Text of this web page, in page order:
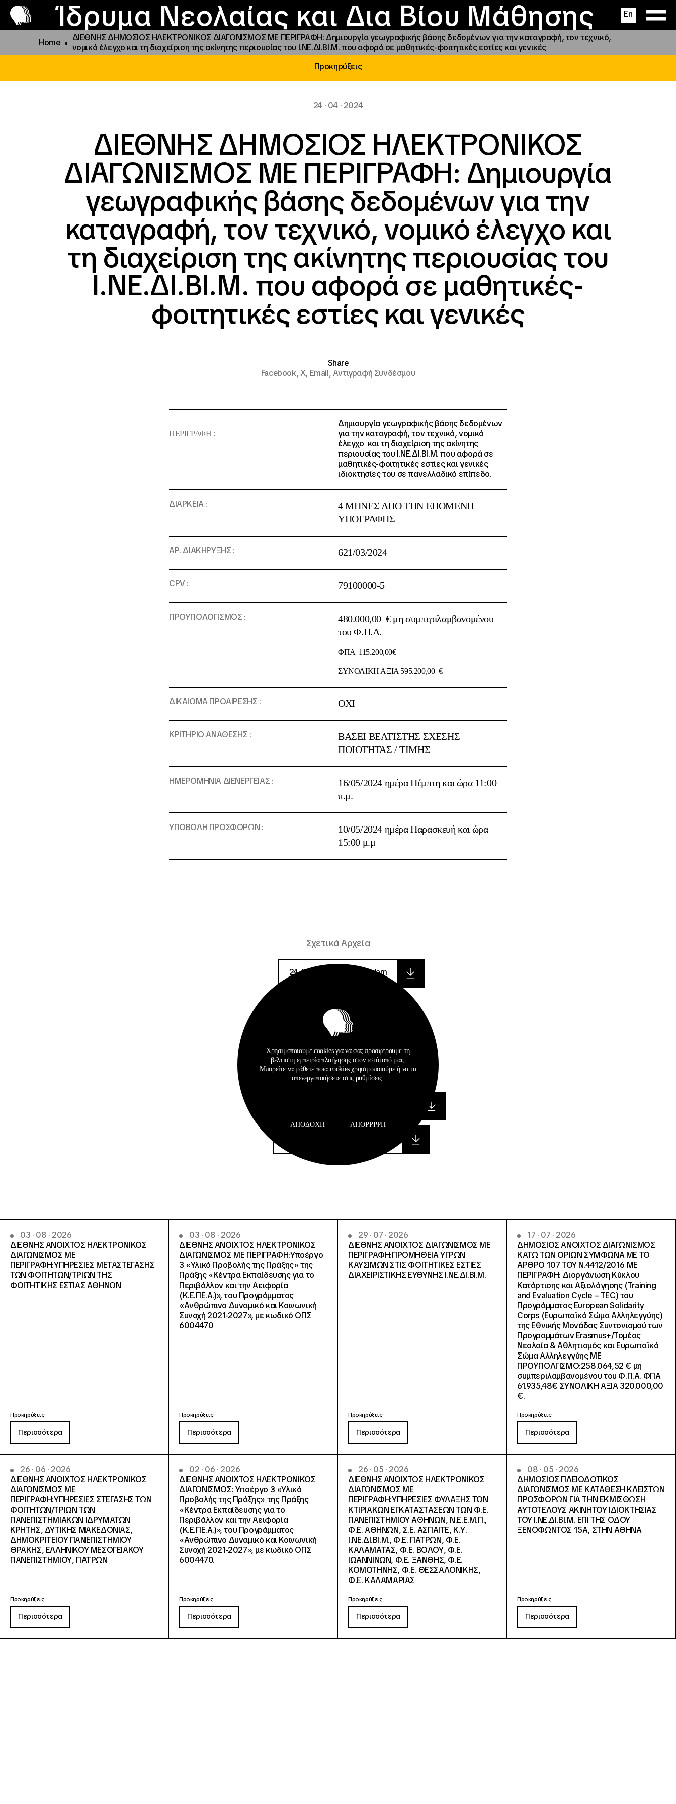
Ίδρυμα Νεολαίας και Δια Βίου Μάθησης En
Το ΙΝΕΔΙΒΙΜ
Προγράμματα και δράσεις
Φοιτητικές Εστίες
Παραχώρηση αιγίδας
Νέα
Επικοινωνία
Home
ΔΙΕΘΝΗΣ ΔΗΜΟΣΙΟΣ ΗΛΕΚΤΡΟΝΙΚΟΣ ΔΙΑΓΩΝΙΣΜΟΣ ΜΕ ΠΕΡΙΓΡΑΦΗ: Δημιουργία γεωγραφικής βάσης δεδομένων για την καταγραφή, τον τεχνικό,
νομικό έλεγχο και τη διαχείριση της ακίνητης περιουσίας του Ι.ΝΕ.ΔΙ.ΒΙ.Μ. που αφορά σε μαθητικές-φοιτητικές εστίες και γενικές
Προκηρύξεις
24 · 04 · 2024
ΔΙΕΘΝΗΣ ΔΗΜΟΣΙΟΣ ΗΛΕΚΤΡΟΝΙΚΟΣ
ΔΙΑΓΩΝΙΣΜΟΣ ΜΕ ΠΕΡΙΓΡΑΦΗ: Δημιουργία
γεωγραφικής βάσης δεδομένων για την
καταγραφή, τον τεχνικό, νομικό έλεγχο και
τη διαχείριση της ακίνητης περιουσίας του
Ι.ΝΕ.ΔΙ.ΒΙ.Μ. που αφορά σε μαθητικές-
φοιτητικές εστίες και γενικές
Share
Facebook,X, Email,Αντιγραφή Συνδέσμου
ΠΕΡΙΓΡΑΦΗ :
Δημιουργία γεωγραφικής βάσης δεδομένων
για την καταγραφή, τον τεχνικό, νομικό
έλεγχο και τη διαχείριση της ακίνητης
περιουσίας του Ι.ΝΕ.ΔΙ.ΒΙ.Μ. που αφορά σε
μαθητικές-φοιτητικές εστίες και γενικές
ιδιοκτησίες του σε πανελλαδικό επίπεδο.
ΔΙΑΡΚΕΙΑ :
4 ΜΗΝΕΣ ΑΠΟ ΤΗΝ ΕΠΟΜΕΝΗ
ΥΠΟΓΡΑΦΗΣ
ΑΡ. ΔΙΑΚΗΡΥΞΗΣ : 621/03/2024
CPV : 79100000-5
ΠΡΟΫΠΟΛΟΓΙΣΜΟΣ :
480.000,00 € μη συμπεριλαμβανομένου
του Φ.Π.Α.
ΦΠΑ 115.200,00€
ΣΥΝΟΛΙΚΗ ΑΞΙΑ 595.200,00 €
ΔΙΚΑΙΩΜΑ ΠΡΟΑΙΡΕΣΗΣ : ΟΧΙ
ΚΡΙΤΗΡΙΟ ΑΝΑΘΕΣΗΣ :
ΒΑΣΕΙ ΒΕΛΤΙΣΤΗΣ ΣΧΕΣΗΣ
ΠΟΙΟΤΗΤΑΣ / ΤΙΜΗΣ
ΗΜΕΡΟΜΗΝΙΑ ΔΙΕΝΕΡΓΕΙΑΣ :
16/05/2024 ημέρα Πέμπτη και ώρα 11:00
π.μ.
ΥΠΟΒΟΛΗ ΠΡΟΣΦΟΡΩΝ :
10/05/2024 ημέρα Παρασκευή και ώρα
15:00 μ.μ
Σχετικά Αρχεία
24-04-2024_diakirixi_adam
espd-request-v2_79
espd-request-v2_86
03 · 08 · 2026
ΔΙΕΘΝΗΣ ΑΝΟΙΧΤΟΣ ΗΛΕΚΤΡΟΝΙΚΟΣ
ΔΙΑΓΩΝΙΣΜΟΣ ΜΕ
ΠΕΡΙΓΡΑΦΗ:ΥΠΗΡΕΣΙΕΣ METAΣΤΕΓΑΣΗΣ
ΤΩΝ ΦΟΙΤΗΤΩΝ/ΤΡΙΩΝ ΤΗΣ
ΦΟΙΤΗΤΙΚΗΣ ΕΣΤΙΑΣ ΑΘΗΝΩΝ
Προκηρύξεις
Περισσότερα
03 · 08 · 2026
ΔΙΕΘΝΗΣ ΑΝΟΙΧΤΟΣ ΗΛΕΚΤΡΟΝΙΚΟΣ
ΔΙΑΓΩΝΙΣΜΟΣ ΜΕ ΠΕΡΙΓΡΑΦΗ:Υποέργο
3 «Υλικό Προβολής της Πράξης» της
Πράξης «Κέντρα Εκπαίδευσης για το
Περιβάλλον και την Αειφορία
(Κ.Ε.ΠΕ.Α.)», του Προγράμματος
«Ανθρώπινο Δυναμικό και Κοινωνική
Συνοχή 2021-2027», με κωδικό ΟΠΣ
6004470
Προκηρύξεις
Περισσότερα
29 · 07 · 2026
ΔΙΕΘΝΗΣ ΑΝΟΙΧΤΟΣ ΔΙΑΓΩΝΙΣΜΟΣ ΜΕ
ΠΕΡΙΓΡΑΦΗ:ΠΡΟΜΗΘΕΙΑ ΥΓΡΩΝ
ΚΑΥΣΙΜΩΝ ΣΤΙΣ ΦΟΙΤΗΤΙΚΕΣ ΕΣΤΙΕΣ
ΔΙΑΧΕΙΡΙΣΤΙΚΗΣ ΕΥΘΥΝΗΣ Ι.ΝΕ.ΔΙ.ΒΙ.Μ.
Προκηρύξεις
Περισσότερα
17 · 07 · 2026
ΔΗΜΟΣΙΟΣ ΑΝΟΙΧΤΟΣ ΔΙΑΓΩΝΙΣΜΟΣ
ΚΑΤΩ ΤΩΝ ΟΡΙΩΝ ΣΥΜΦΩΝΑ ΜΕ ΤΟ
ΑΡΘΡΟ 107 ΤΟΥ Ν.4412/2016 ΜΕ
ΠΕΡΙΓΡΑΦΗ: Διοργάνωση Κύκλου
Κατάρτισης και Αξιολόγησης (Training
and Evaluation Cycle – TEC) του
Προγράμματος European Solidarity
Corps (Ευρωπαϊκό Σώμα Αλληλεγγύης)
της Εθνικής Μονάδας Συντονισμού των
Προγραμμάτων Erasmus+/Τομέας
Νεολαία & Αθλητισμός και Ευρωπαϊκό
Σώμα Αλληλεγγύης ΜΕ
ΠΡΟΫΠΟΛΓΙΣΜΟ:258.064,52 € μη
συμπεριλαμβανομένου του Φ.Π.Α. ΦΠΑ
61.935,48€ ΣΥΝΟΛΙΚΗ ΑΞΙΑ 320.000,00
€.
Προκηρύξεις
Περισσότερα
26 · 06 · 2026
ΔΙΕΘΝΗΣ ΑΝΟΙΧΤΟΣ ΗΛΕΚΤΡΟΝΙΚΟΣ
ΔΙΑΓΩΝΙΣΜΟΣ ΜΕ
ΠΕΡΙΓΡΑΦΗ:ΥΠΗΡΕΣΙΕΣ ΣΤΕΓΑΣΗΣ ΤΩΝ
ΦΟΙΤΗΤΩΝ/ΤΡΙΩΝ ΤΩΝ
ΠΑΝΕΠΙΣΤΗΜΙΑΚΩΝ ΙΔΡΥΜΑΤΩΝ
KΡΗΤΗΣ, ΔΥΤΙΚΗΣ ΜΑΚΕΔΟΝΙΑΣ,
ΔΗΜΟΚΡΙΤΕΙΟΥ ΠΑΝΕΠΙΣΤΗΜΙΟΥ
ΘΡΑΚΗΣ, ΕΛΛΗΝΙΚΟΥ ΜΕΣΟΓΕΙΑΚΟΥ
ΠΑΝΕΠΙΣΤΗΜΙΟΥ, ΠΑΤΡΩΝ
Προκηρύξεις
Περισσότερα
02 · 06 · 2026
ΔΙΕΘΝΗΣ ΑΝΟΙΧΤΟΣ ΗΛΕΚΤΡΟΝΙΚΟΣ
ΔΙΑΓΩΝΙΣΜΟΣ: Υποέργο 3 «Υλικό
Προβολής της Πράξης» της Πράξης
«Κέντρα Εκπαίδευσης για το
Περιβάλλον και την Αειφορία
(Κ.Ε.ΠΕ.Α.)», του Προγράμματος
«Ανθρώπινο Δυναμικό και Κοινωνική
Συνοχή 2021-2027», με κωδικό ΟΠΣ
6004470.
Προκηρύξεις
Περισσότερα
26 · 05 · 2026
ΔΙΕΘΝΗΣ ΑΝΟΙΧΤΟΣ ΗΛΕΚΤΡΟΝΙΚΟΣ
ΔΙΑΓΩΝΙΣΜΟΣ ΜΕ
ΠΕΡΙΓΡΑΦΗ:ΥΠΗΡΕΣΙΕΣ ΦΥΛΑΞΗΣ ΤΩΝ
ΚΤΙΡΙΑΚΩΝ ΕΓΚΑΤΑΣΤΑΣΕΩΝ ΤΩΝ Φ.Ε.
ΠΑΝΕΠΙΣΤΗΜΙΟΥ ΑΘΗΝΩΝ, Ν.Ε.Ε.Μ.Π.,
Φ.Ε. ΑΘΗΝΩΝ, Σ.Ε. ΑΣΠΑΙΤΕ, Κ.Υ.
Ι.ΝΕ.ΔΙ.ΒΙ.Μ., Φ.Ε. ΠΑΤΡΩΝ, Φ.Ε.
ΚΑΛΑΜΑΤΑΣ, Φ.Ε. ΒΟΛΟΥ, Φ.Ε.
ΙΩΑΝΝΙΝΩΝ, Φ.Ε. ΞΑΝΘΗΣ, Φ.Ε.
ΚΟΜΟΤΗΝΗΣ, Φ.Ε. ΘΕΣΣΑΛΟΝΙΚΗΣ,
Φ.Ε. ΚΑΛΑΜΑΡΙΑΣ
Προκηρύξεις
Περισσότερα
08 · 05 · 2026
ΔΗΜΟΣΙΟΣ ΠΛΕΙΟΔΟΤΙΚΟΣ
ΔΙΑΓΩΝΙΣΜΟΣ ΜΕ ΚΑΤΑΘΕΣΗ ΚΛΕΙΣΤΩΝ
ΠΡΟΣΦΟΡΩΝ ΓΙΑ ΤΗΝ ΕΚΜΙΣΘΩΣΗ
ΑΥΤΟΤΕΛΟΥΣ ΑΚΙΝΗΤΟΥ ΙΔΙΟΚΤΗΣΙΑΣ
ΤΟΥ Ι.ΝΕ.ΔΙ.ΒΙ.Μ. ΕΠΙ ΤΗΣ ΟΔΟΥ
ΞΕΝΟΦΩΝΤΟΣ 15Α, ΣΤΗΝ ΑΘΗΝΑ
Προκηρύξεις
Περισσότερα
Χρησιμοποιούμε cookies για να σας προσφέρουμε τη
βέλτιστη εμπειρία πλοήγησης στον ιστότοπό μας.
Μπορείτε να μάθετε ποια cookies χρησιμοποιούμε ή να τα
απενεργοποιήσετε στις ρυθμίσεις
ΑΠΟΔΟΧΉ ΑΠΌΡΡΙΨΗ